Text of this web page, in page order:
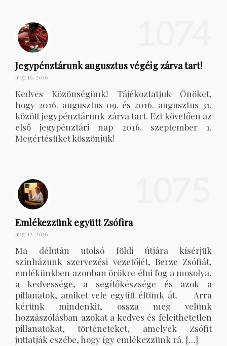
Jegypénztárunk augusztus végéig zárva tart!
aug 16, 2016
Kedves Közönségünk! Tájékoztatjuk Önöket,
hogy 2016. augusztus 09. és 2016. augusztus 31.
között jegypénztárunk zárva tart. Ezt követően az
első jegypénztári nap 2016. szeptember 1.
Megértésüket köszönjük!
Emlékezzünk együtt Zsófira
aug 12, 2016
Ma délután utolsó földi útjára kísérjük
színházunk szervezési vezetőjét, Berze Zsófiát,
emlékünkben azonban örökre élni fog a mosolya,
a kedvessége, a segítőkészsége és azok a
pillanatok, amiket vele együtt éltünk át. Arra
kérünk mindenkit, ossza meg velünk
hozzászólásban azokat a kedves és felejthetetlen
pillanatokat, történeteket, amelyek Zsófit
juttatják eszébe, hogy így emlékezzünk rá. […]